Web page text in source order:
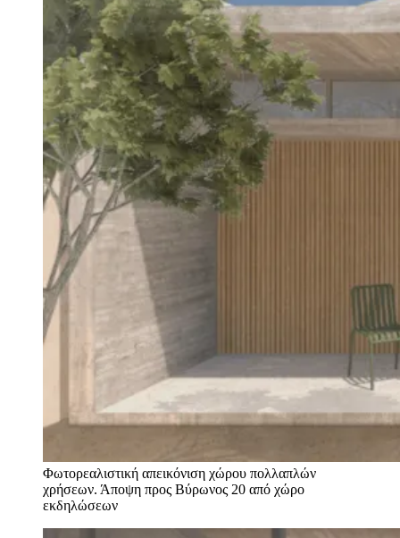
Φωτορεαλιστική απεικόνιση χώρου πολλαπλών
χρήσεων. Άποψη προς Βύρωνος 20 από χώρο
εκδηλώσεων